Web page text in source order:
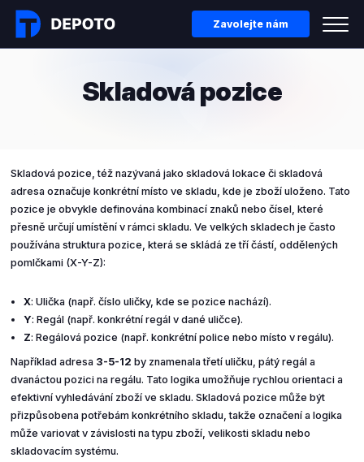
Zavolejte nám
Skladová pozice
Skladová pozice, též nazývaná jako skladová lokace či skladová
adresa označuje konkrétní místo ve skladu, kde je zboží uloženo. Tato
pozice je obvykle definována kombinací znaků nebo čísel, které
přesně určují umístění v rámci skladu. Ve velkých skladech je často
používána struktura pozice, která se skládá ze tří částí, oddělených
pomlčkami (X-Y-Z):
X: Ulička (např. číslo uličky, kde se pozice nachází).
Y: Regál (např. konkrétní regál v dané uličce).
Z: Regálová pozice (např. konkrétní police nebo místo v regálu).
Například adresa 3-5-12 by znamenala třetí uličku, pátý regál a
dvanáctou pozici na regálu. Tato logika umožňuje rychlou orientaci a
efektivní vyhledávání zboží ve skladu. Skladová pozice může být
přizpůsobena potřebám konkrétního skladu, takže označení a logika
může variovat v závislosti na typu zboží, velikosti skladu nebo
skladovacím systému.